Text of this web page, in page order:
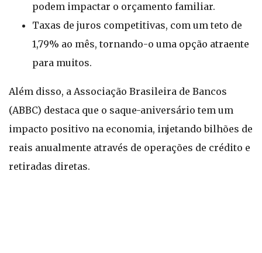
podem impactar o orçamento familiar.
Taxas de juros competitivas, com um teto de
1,79% ao mês, tornando-o uma opção atraente
para muitos.
Além disso, a Associação Brasileira de Bancos
(ABBC) destaca que o saque-aniversário tem um
impacto positivo na economia, injetando bilhões de
reais anualmente através de operações de crédito e
retiradas diretas.